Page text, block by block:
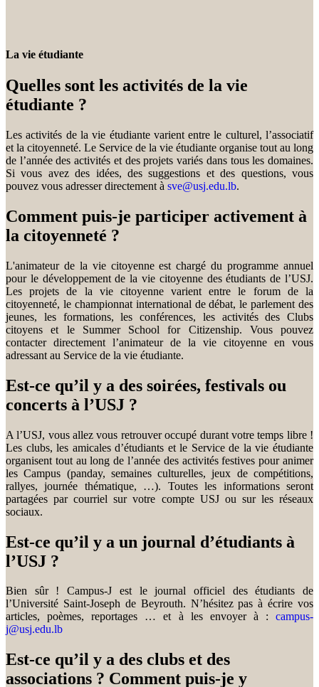
La vie étudiante
Quelles sont les activités de la vie
étudiante ?
Les activités de la vie étudiante varient entre le culturel, l’associatif
et la citoyenneté. Le Service de la vie étudiante organise tout au long
de l’année des activités et des projets variés dans tous les domaines.
Si vous avez des idées, des suggestions et des questions, vous
pouvez vous adresser directement à sve@usj.edu.lb.
Comment puis-je participer activement à
la citoyenneté ?
L'animateur de la vie citoyenne est chargé du programme annuel
pour le développement de la vie citoyenne des étudiants de l’USJ.
Les projets de la vie citoyenne varient entre le forum de la
citoyenneté, le championnat international de débat, le parlement des
jeunes, les formations, les conférences, les activités des Clubs
citoyens et le Summer School for Citizenship. Vous pouvez
contacter directement l’animateur de la vie citoyenne en vous
adressant au Service de la vie étudiante.
Est-ce qu’il y a des soirées, festivals ou
concerts à l’USJ ?
A l’USJ, vous allez vous retrouver occupé durant votre temps libre !
Les clubs, les amicales d’étudiants et le Service de la vie étudiante
organisent tout au long de l’année des activités festives pour animer
les Campus (panday, semaines culturelles, jeux de compétitions,
rallyes, journée thématique, …). Toutes les informations seront
partagées par courriel sur votre compte USJ ou sur les réseaux
sociaux.
Est-ce qu’il y a un journal d’étudiants à
l’USJ ?
Bien sûr ! Campus-J est le journal officiel des étudiants de
l’Université Saint-Joseph de Beyrouth. N’hésitez pas à écrire vos
articles, poèmes, reportages … et à les envoyer à : campus-
j@usj.edu.lb
Est-ce qu’il y a des clubs et des
associations ? Comment puis-je y